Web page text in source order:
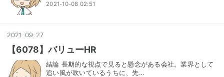
2021-10-08 02:51
2021 -09-27
【6078】バリューHR
結論 長期的な視点で見ると懸念がある会社。業界として
追い風が吹いているうちに、先…